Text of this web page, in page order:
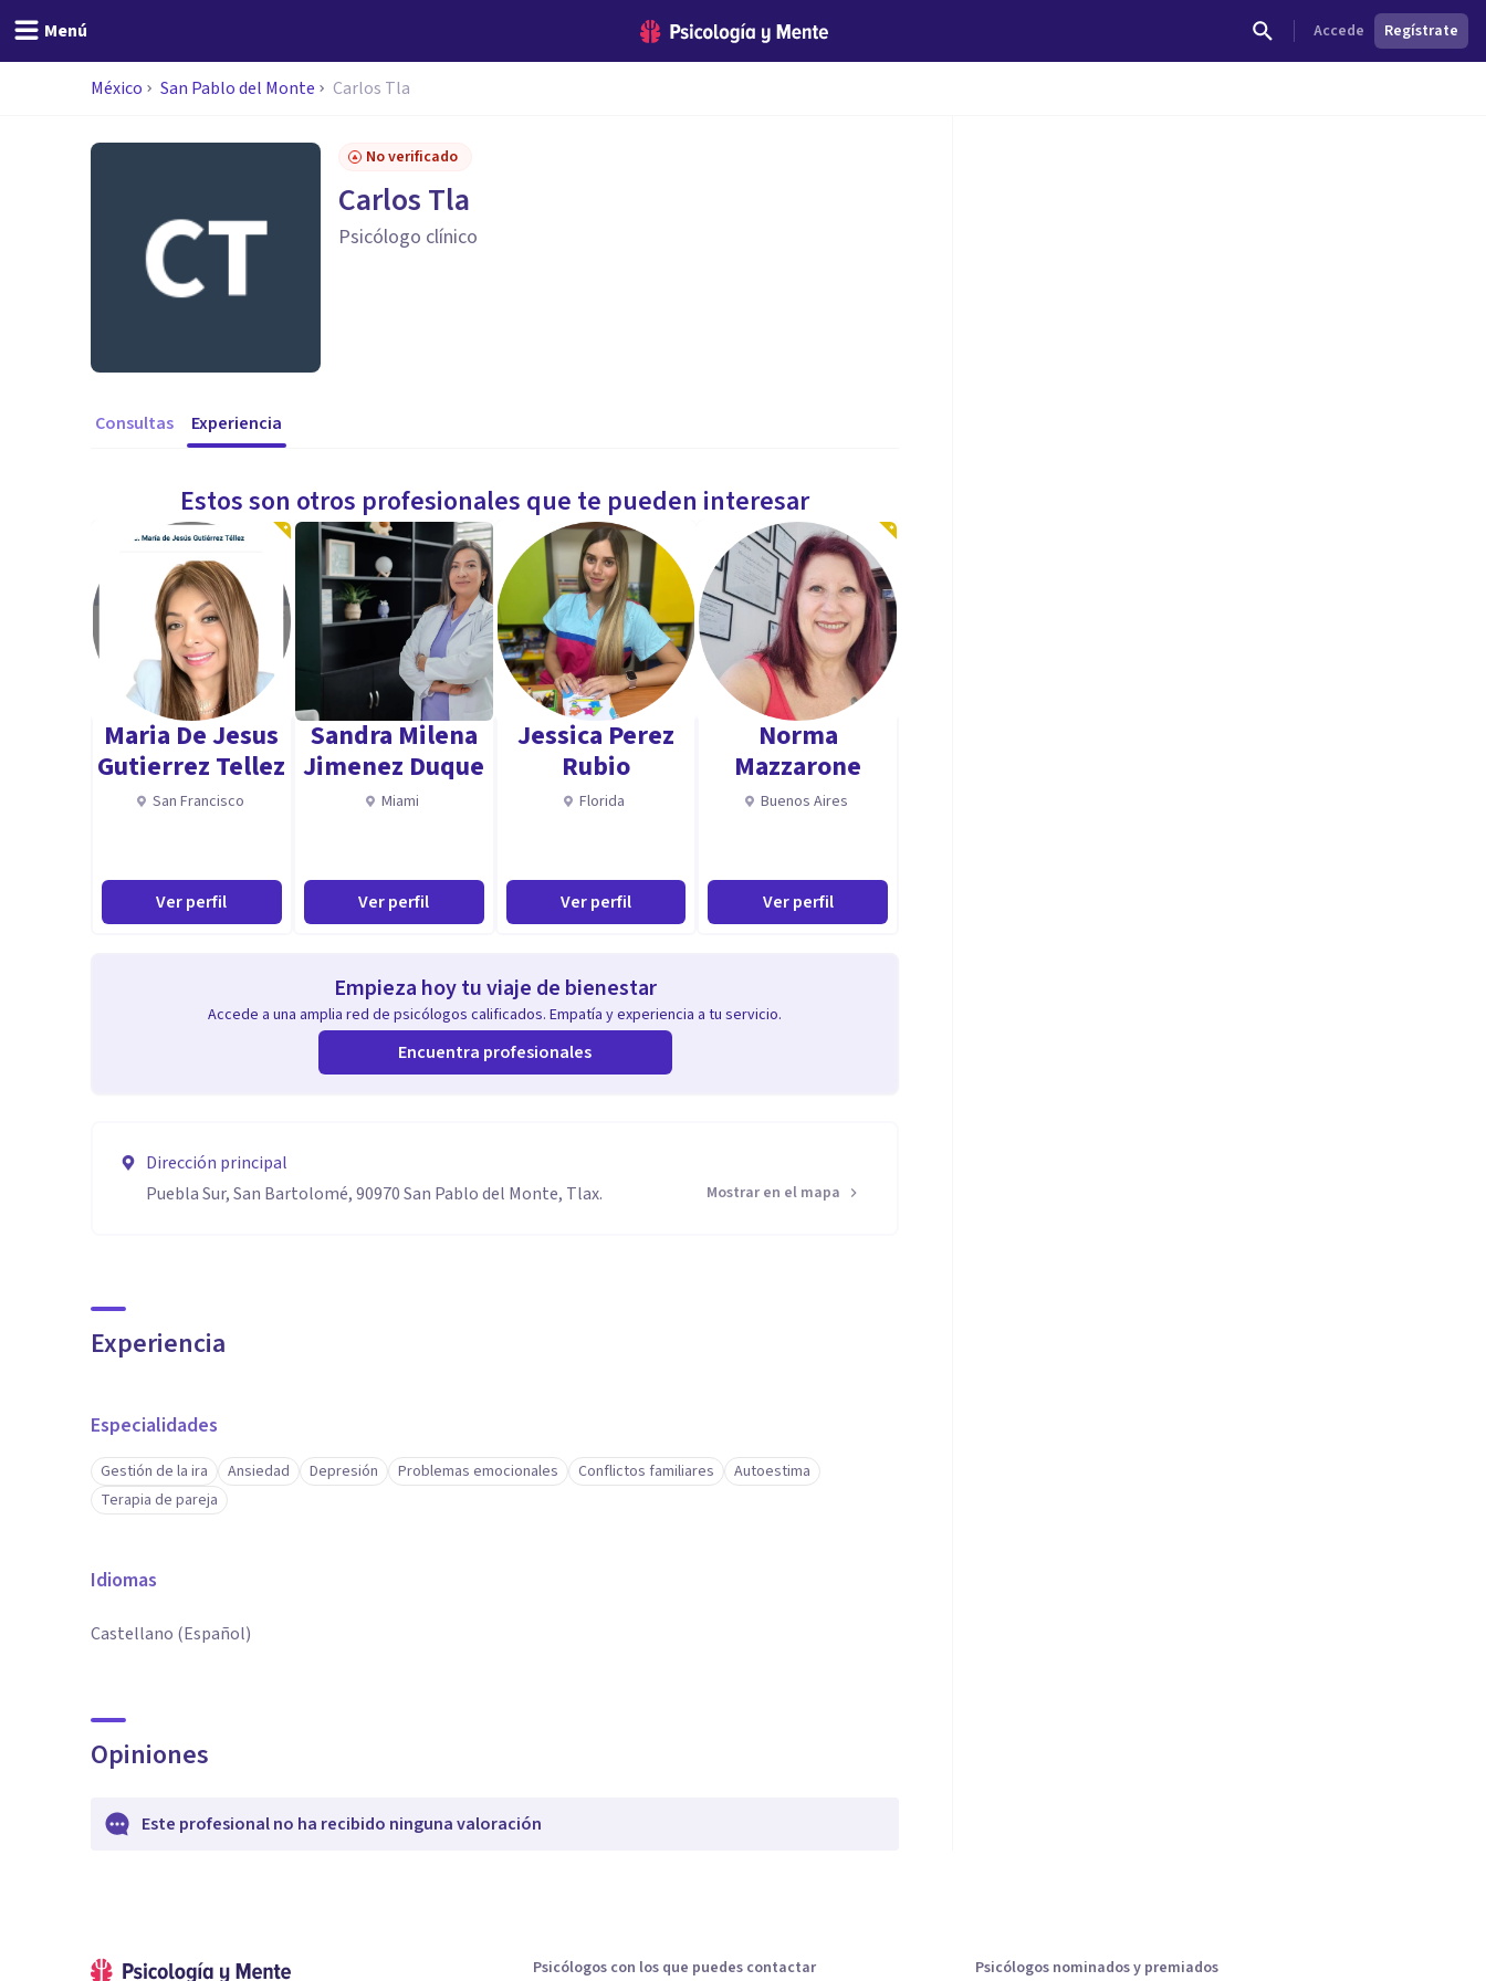
Menú Accede Regístrate
México San Pablo del Monte Carlos Tla
No verificado
Carlos Tla
Psicólogo clínico
Consultas Experiencia
Estos son otros profesionales que te pueden interesar
Maria De Jesus
Gutierrez Tellez
San Francisco
Ver perfil
Sandra Milena
Jimenez Duque
Miami
Ver perfil
Jessica Perez
Rubio
Florida
Ver perfil
Norma
Mazzarone
Buenos Aires
Ver perfil
Empieza hoy tu viaje de bienestar
Accede a una amplia red de psicólogos calificados. Empatía y experiencia a tu servicio.
Encuentra profesionales
Dirección principal
Puebla Sur, San Bartolomé, 90970 San Pablo del Monte, Tlax.
Mostrar en el mapa
Experiencia
Especialidades
Gestión de la ira Ansiedad Depresión Problemas emocionales Conflictos familiares
Autoestima
Terapia de pareja
Idiomas
Castellano (Español)
Opiniones
Este profesional no ha recibido ninguna valoración
Psicólogos con los que puedes contactar Psicólogos nominados y premiados